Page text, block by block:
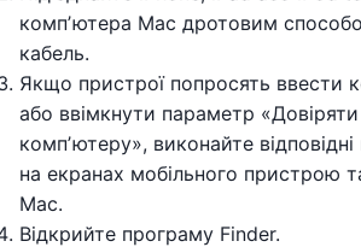
компʼютера Mac дротовим
кабель.
Якщо пристрої попросять ввести
або ввімкнути параметр
компʼютеру», виконайте відповідні
на екранах мобільного пристрою
Mac.
Відкрийте програму Finder.